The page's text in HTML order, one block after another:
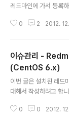
레드마인에 가서 등록
에는 레드마인의 이슈
하기 때문에, 레드마인
참고해서 설치하시기
om/403 레드마인 2.x
인 내용이 모두 포함되
하는 것은 자동으로
해서 이슈를 가져오게
0 2 2012.
이슈관리 -
(CentOS 6.x)
이번 글은 설치된 레
대해서 작성하려고 합
스 프로젝트들은 환경
0 0 2012.